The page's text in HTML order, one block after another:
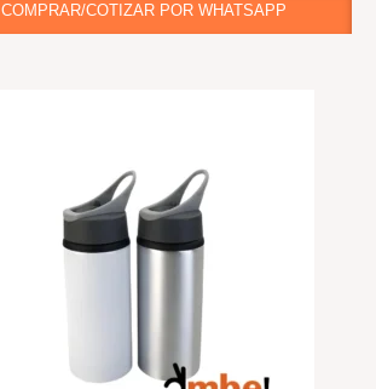
COMPRAR/COTIZAR POR WHATSAPP